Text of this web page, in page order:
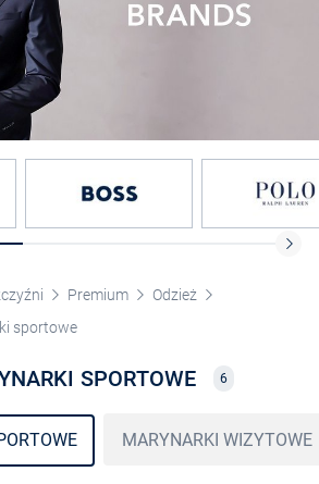
Premium
Odzież
sportowe
SPORTOWE 6
MARYNARKI WIZYTOWE